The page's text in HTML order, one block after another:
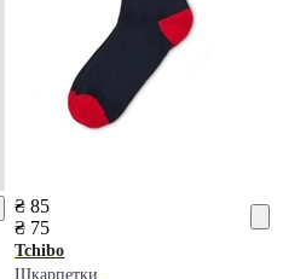
₴ 85
₴ 75
Tchibo
Шкарпетки